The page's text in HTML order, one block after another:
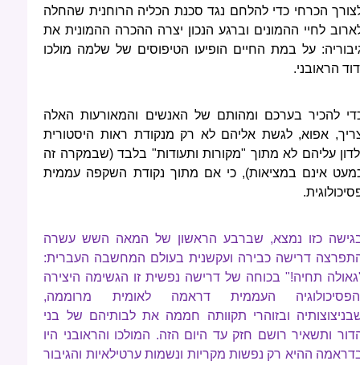
הכרחי כדי להלחם נגד סכנת הכליה הרוחנית שהחלה
לחיי ההמונים וברגע הנכון יצרה ההכרה ההמונית את
על במת החיים הופיעו הטיפוסים של שלמה מולכו
הראובני.
להכיר בערכם ומהותם של האנשים והמאורעות האלה
אפוא, לגשת אליהם לא רק מנקודת ראות היסטורית
עליהם לא מתוך "מקורות ותעודות" בלבד (שבמקרה זה
אינם במציאות), כי אם מתוך נקודת השקפה עממית
כזו נמצא, שברבע הראשון של המאה השש עשרה
דרישה כבירה ועקשנית בעולם המחשבה העברית:
תחיה!" בכוחה של דרישה נפשית זו הגשימה היצירה
העממית דראמה לאומית מרוממה,
ובזוהרי תקוותה חממה את לבותיהם של בני
ותשאיר רושם חזק עד היום הזה. המולכו והראובני היו
ההיא רק נפשות מקריות ונשמות ערטילאיות והגיבור